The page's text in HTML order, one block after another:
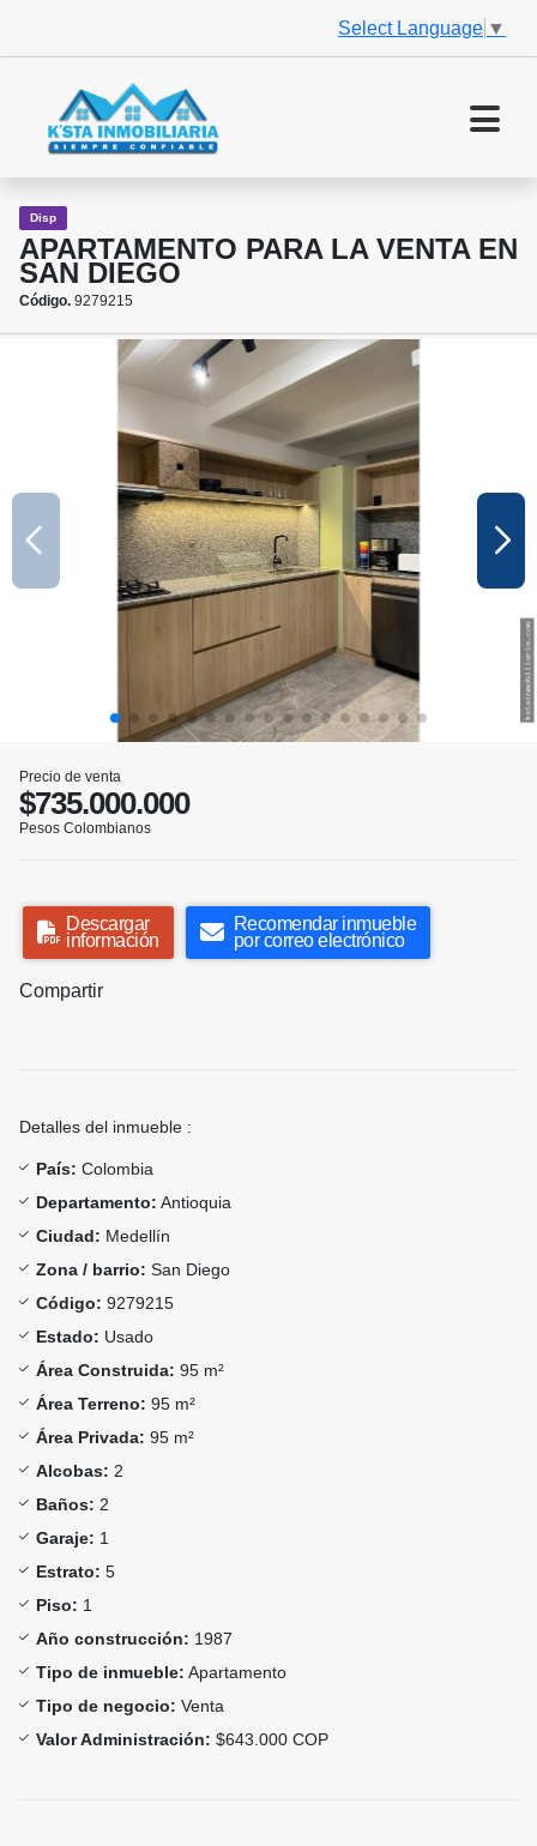
Select Language ▼
Disp
APARTAMENTO PARA LA VENTA EN
SAN DIEGO
Código. 9279215
Precio de venta
$735.000.000
Pesos Colombianos
Descargar
información
Recomendar inmueble
por correo electrónico
Compartir
Detalles del inmueble :
País: Colombia
Departamento: Antioquia
Ciudad: Medellín
Zona / barrio: San Diego
Código: 9279215
Estado: Usado
Área Construida: 95 m²
Área Terreno: 95 m²
Área Privada: 95 m²
Alcobas: 2
Baños: 2
Garaje: 1
Estrato: 5
Piso: 1
Año construcción: 1987
Tipo de inmueble: Apartamento
Tipo de negocio: Venta
Valor Administración: $643.000 COP